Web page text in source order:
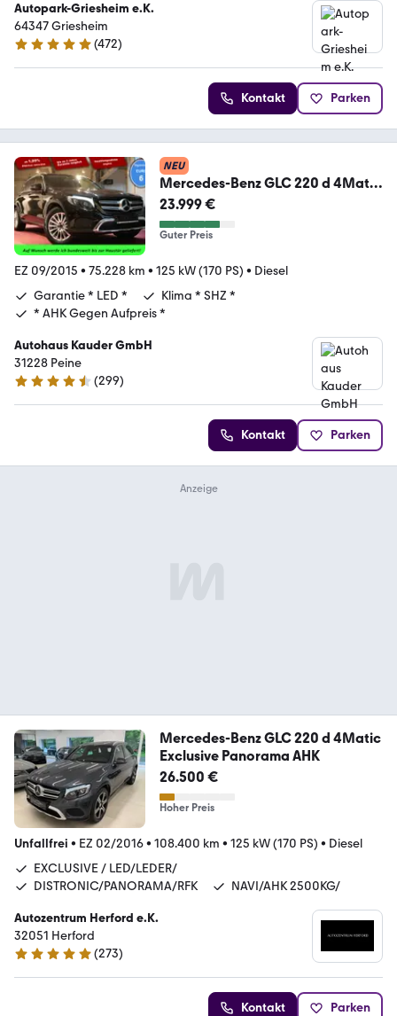
Autopark-Griesheim e.K.
64347 Griesheim
5 Sterne
(472)
Kontakt Parken
NEU
Mercedes-Benz GLC 220 d 4Matic
9G *LED *Klima*
23.999 €
Guter Preis
EZ 09/2015 • 75.228 km • 125 kW (170 PS) • Diesel
Garantie * LED *
Klima * SHZ *
* AHK Gegen Aufpreis *
Autohaus Kauder GmbH
31228 Peine
4.7 Sterne
(299)
Kontakt Parken
Mercedes-Benz GLC 220 d 4Matic
Exclusive Panorama AHK
26.500 €
Hoher Preis
Unfallfrei • EZ 02/2016• 108.400 km • 125 kW (170 PS) • Diesel
EXCLUSIVE / LED/LEDER/
DISTRONIC/PANORAMA/RFK
NAVI/AHK 2500KG/
Autozentrum Herford e.K.
32051 Herford
4.9 Sterne
(273)
Kontakt Parken